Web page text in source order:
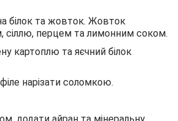
білок та жовток. Жовток
сіллю, перцем та лимонним соком.
картоплю та яєчний білок
нарізати соломкою.